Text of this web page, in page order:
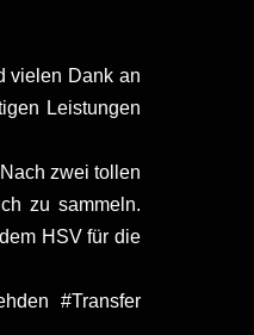
vielen Dank an
Leistungen
zwei tollen
zu sammeln.
HSV für die
#Transfer